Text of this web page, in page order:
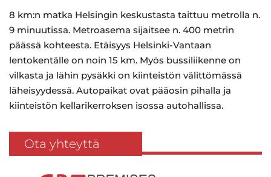
8 km:n matka Helsingin keskustasta taittuu metrolla n.
9 minuutissa. Metroasema sijaitsee n. 400 metrin
päässä kohteesta. Etäisyys Helsinki-Vantaan
lentokentälle on noin 15 km. Myös bussiliikenne on
vilkasta ja lähin pysäkki on kiinteistön välittömässä
läheisyydessä. Autopaikat ovat pääosin pihalla ja
kiinteistön kellarikerroksen isossa autohallissa.
Ota yhteyttä